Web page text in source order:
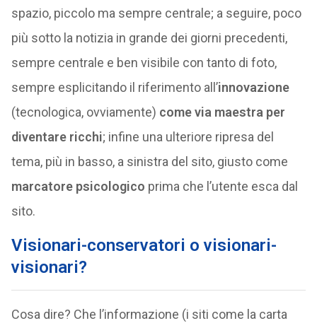
spazio, piccolo ma sempre centrale; a seguire, poco
più sotto la notizia in grande dei giorni precedenti,
sempre centrale e ben visibile con tanto di foto,
sempre esplicitando il riferimento all’innovazione
(tecnologica, ovviamente) come via maestra per
diventare ricchi; infine una ulteriore ripresa del
tema, più in basso, a sinistra del sito, giusto come
marcatore psicologico prima che l’utente esca dal
sito.
Visionari-conservatori o visionari-
visionari?
Cosa dire? Che l’informazione (i siti come la carta